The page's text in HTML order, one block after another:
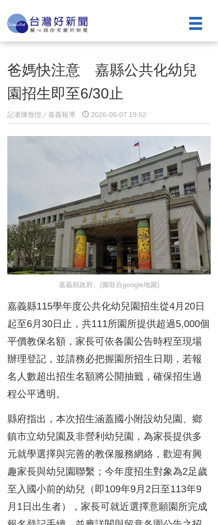
爸媽快注意 嘉縣公共化幼兒
園招生即至6/30止
記者陳致愷／嘉義報導 2026-05-07 19:52
嘉義縣政府。(圖取自google地圖)
嘉義縣115學年度公共化幼兒園招生從4月20日
起至6月30日止，共111所園所提供超過5,000個
平價教保名額，家長可依各園公告時程至現場
辦理登記，並請務必把握園所招生日期，若報
名人數超出招生名額將公開抽籤，確保招生過
程公平透明。
縣府指出，本次招生涵蓋國小附設幼兒園、鄉
鎮市立幼兒園及非營利幼兒園，為家長提供多
元就學選擇與完善的教保服務網絡，歡迎有興
趣家長與幼兒園聯繫；今年度招生對象為2足歲
至入國小前的幼兒（即109年9月2日至113年9
月1日出生者），家長可就近選擇意願園所完成